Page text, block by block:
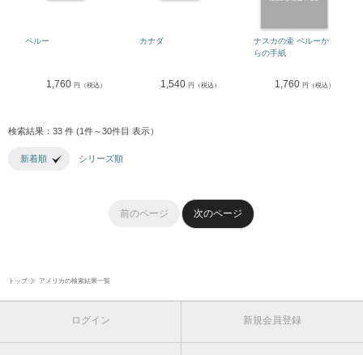
ペルー
1,760 円（税込）
カナダ
1,540 円（税込）
ナスカの壷 ペルーか
らの手紙
1,760 円（税込）
検索結果：33 件 (1件～30件目 表示）
新着順 シリーズ順
前のページ 次のページ
トップ アメリカの検索結果一覧
ログイン 新規会員登録